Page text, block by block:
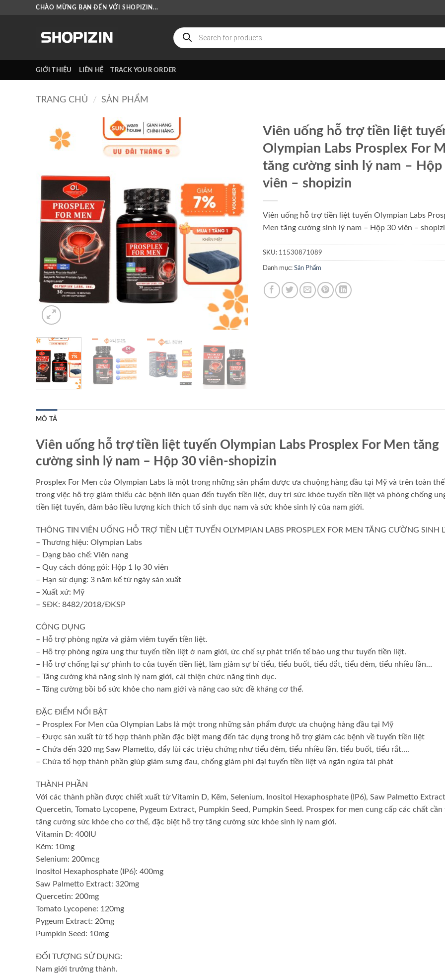
CHÀO MỪNG BẠN ĐẾN VỚI SHOPIZIN...
Tìm
kiếm
sản
phẩm
GIỚI THIỆU LIÊN HỆ TRACK YOUR ORDER
TRANG CHỦ / SẢN PHẨM
Viên uống hỗ trợ tiền liệt
Olympian Labs Prosplex For
tăng cường sinh lý nam –
viên – shopizin
Viên uống hỗ trợ tiền liệt tuyến Olympian Labs
Men tăng cường sinh lý nam – Hộp 30 viên –
SKU: 11530871089
Danh mục: Sản Phẩm
MÔ TẢ
Viên uống hỗ trợ tiền liệt tuyến Olympian Labs Prosplex For Men tăng
cường sinh lý nam – Hộp 30 viên-shopizin
Prosplex For Men của Olympian Labs là một trong những sản phẩm được ưa chuộng hàng đầu tại Mỹ và trên toàn
trong việc hỗ trợ giảm thiểu các bệnh liên quan đến tuyến tiền liệt, duy trì sức khỏe tuyến tiền liệt và phòng chống
tiền liệt tuyến, đảm bảo liều lượng kích thích tố sinh dục nam và sức khỏe sinh lý của nam giới.
THÔNG TIN VIÊN UỐNG HỖ TRỢ TIỀN LIỆT TUYẾN OLYMPIAN LABS PROSPLEX FOR MEN TĂNG CƯỜNG SINH
– Thương hiệu: Olympian Labs
– Dạng bào chế: Viên nang
– Quy cách đóng gói: Hộp 1 lọ 30 viên
– Hạn sử dụng: 3 năm kể từ ngày sản xuất
– Xuất xứ: Mỹ
– SĐK: 8482/2018/ĐKSP
CÔNG DỤNG
– Hỗ trợ phòng ngừa và giảm viêm tuyến tiền liệt.
– Hỗ trợ phòng ngừa ung thư tuyến tiền liệt ở nam giới, ức chế sự phát triển tế bào ung thư tuyến tiền liệt.
– Hỗ trợ chống lại sự phình to của tuyến tiền liệt, làm giảm sự bí tiểu, tiểu buốt, tiểu dắt, tiểu đêm, tiểu nhiều lần…
– Tăng cường khả năng sinh lý nam giới, cải thiện chức năng tình dục.
– Tăng cường bồi bổ sức khỏe cho nam giới và nâng cao sức đề kháng cơ thể.
ĐẶC ĐIỂM NỔI BẬT
– Prosplex For Men của Olympian Labs là một trong những sản phẩm được ưa chuộng hàng đầu tại Mỹ
– Được sản xuất từ tổ hợp thành phần đặc biệt mang đến tác dụng trong hỗ trợ giảm các bệnh về tuyến tiền liệt
– Chứa đến 320 mg Saw Plametto, đẩy lùi các triệu chứng như tiểu đêm, tiểu nhiều lần, tiểu buốt, tiểu rắt….
– Chứa tổ hợp thành phần giúp giảm sưng đau, chống giảm phì đại tuyến tiền liệt và ngăn ngừa tái phát
THÀNH PHẦN
Với các thành phần được chiết xuất từ Vitamin D, Kẽm, Selenium, Inositol Hexaphosphate (IP6), Saw Palmetto
Quercetin, Tomato Lycopene, Pygeum Extract, Pumpkin Seed, Pumpkin Seed. Prospex for men cung cấp các chất
tăng cường sức khỏe cho cơ thể, đặc biệt hỗ trợ tăng cường sức khỏe sinh lý nam giới.
Vitamin D: 400IU
Kẽm: 10mg
Selenium: 200mcg
Inositol Hexaphosphate (IP6): 400mg
Saw Palmetto Extract: 320mg
Quercetin: 200mg
Tomato Lycopene: 120mg
Pygeum Extract: 20mg
Pumpkin Seed: 10mg
ĐỐI TƯỢNG SỬ DỤNG:
Nam giới trưởng thành.